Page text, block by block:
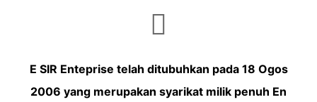
E SIR Enteprise telah ditubuhkan pada 18 Ogos
2006 yang merupakan syarikat milik penuh En